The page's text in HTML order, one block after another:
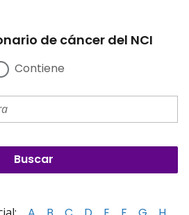
de cáncer del NCI
Contiene